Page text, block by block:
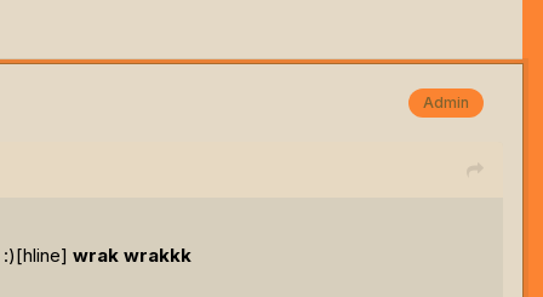
Admin
:)[hline] wrak wrakkk